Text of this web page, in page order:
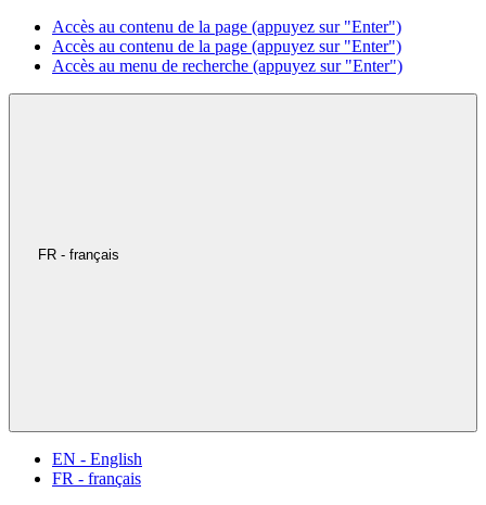
Accès au contenu de la page (appuyez sur "Enter")
Accès au contenu de la page (appuyez sur "Enter")
Accès au menu de recherche (appuyez sur "Enter")
FR - français
EN - English
FR - français